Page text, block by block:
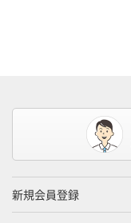
新規会員登録